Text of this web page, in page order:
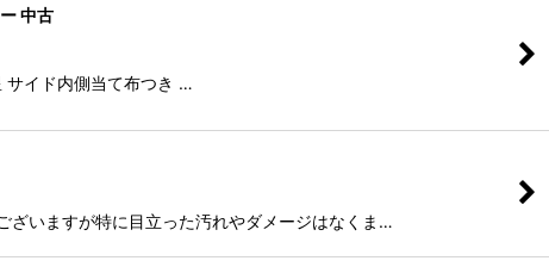
中古
サイド内側当て布つき …
ざいますが特に目立った汚れやダメージはなくま…